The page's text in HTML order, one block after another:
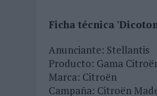
07/08/2026 | ‘ALEXIA
Ficha técnica
Anunciante: Stellantis
Producto: Gama
Marca: Citroën
Campaña: Citroën